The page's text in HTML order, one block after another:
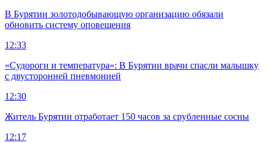
В Бурятии золотодобывающую организацию обязали
обновить систему оповещения
12:33
«Судороги и температура»: В Бурятии врачи спасли малышку
с двусторонней пневмонией
12:30
Житель Бурятии отработает 150 часов за срубленные сосны
12:17